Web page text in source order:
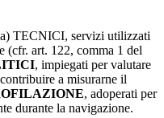
TECNICI, servizi utilizzati
(cfr. art. 122, comma 1 del
, impiegati per valutare
a misurarne il
, adoperati per
durante la navigazione.